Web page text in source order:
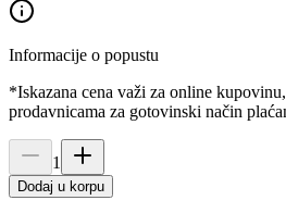
Informacije o popustu
*Iskazana cena važi za online
prodavnicama za gotovinski način
1
Dodaj u korpu